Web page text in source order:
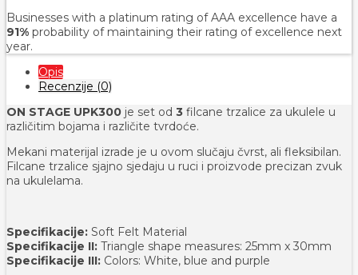
Businesses with a platinum rating of AAA excellence have a
91% probability of maintaining their rating of excellence next
year.
Opis
Recenzije (0)
ON STAGE UPK300 je set od 3 filcane trzalice za ukulele u
različitim bojama i različite tvrdoće.
Mekani materijal izrade je u ovom slučaju čvrst, ali fleksibilan.
Filcane trzalice sjajno sjedaju u ruci i proizvode precizan zvuk
na ukulelama.
Specifikacije: Soft Felt Material
Specifikacije II: Triangle shape measures: 25mm x 30mm
Specifikacije III: Colors: White, blue and purple